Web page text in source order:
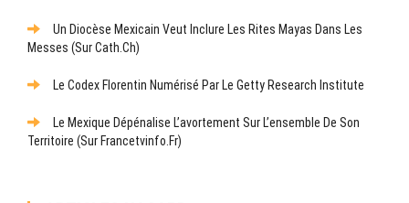
Un Diocèse Mexicain Veut Inclure Les Rites Mayas Dans Les
Messes (sur Cath.ch)
Le Codex Florentin Numérisé Par Le Getty Research Institute
Le Mexique Dépénalise L’avortement Sur L’ensemble De Son
Territoire (sur Francetvinfo.fr)